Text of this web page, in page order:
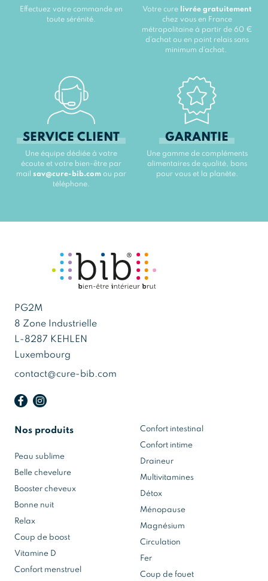
Effectuez votre commande en
toute sérénité.
Votre cure
livrée gratuitement
chez vous en France
métropolitaine à partir de 60 €
d’achat ou en point relais sans
minimum d’achat.
SERVICE CLIENT
Une équipe dédiée à votre
écoute et votre bien-être par
mail sav@cure-bib.com ou par
téléphone.
GARANTIE
Une gamme de compléments
alimentaires de qualité, bons
pour vous et la planète.
PG2M
8 Zone Industrielle
L-8287 KEHLEN
Luxembourg
contact@cure-bib.com
Nos produits
Peau sublime
Belle chevelure
Booster cheveux
Bonne nuit
Relax
Coup de boost
Vitamine D
Confort menstruel
Confort intestinal
Confort intime
Draineur
Multivitamines
Détox
Ménopause
Magnésium
Circulation
Fer
Coup de fouet